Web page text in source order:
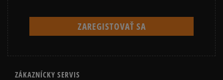
ZÁKAZNÍCKY SERVIS